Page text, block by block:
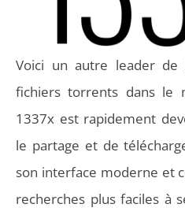
Voici un autre leader de
fichiers torrents dans le
1337x est rapidement
le partage et de
son interface moderne et
recherches plus faciles à